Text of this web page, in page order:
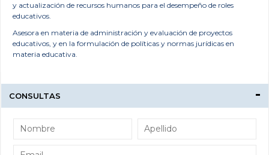
y actualización de recursos humanos para el desempeño de roles
educativos.
Asesora en materia de administración y evaluación de proyectos
educativos, y en la formulación de políticas y normas jurídicas en
materia educativa.
CONSULTAS